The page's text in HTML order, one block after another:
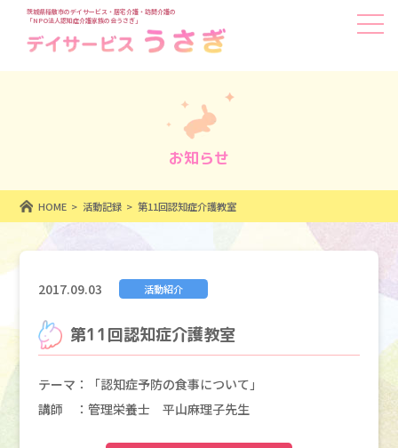
茨城県稲敷市のデイサービス・居宅介護・訪問介護の
「NPO法人認知症介護家族の会うさぎ」
お知らせ
HOME 活動記録 第11回認知症介護教室
2017.09.03 活動紹介
第11回認知症介護教室
テーマ：「認知症予防の食事について」
講師 ：管理栄養士 平山麻理子先生